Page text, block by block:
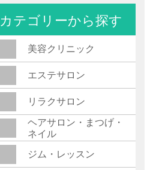
カテゴリーから探す
美容クリニック
エステサロン
リラクサロン
ヘアサロン・まつげ・
ネイル
ジム・レッスン